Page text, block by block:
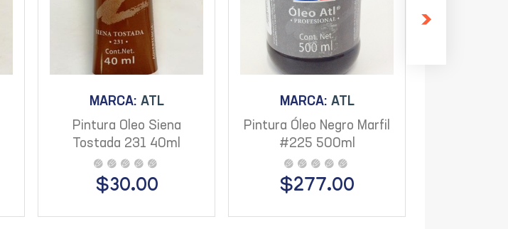
MARCA: ATL
Pintura Oleo Siena
Tostada 231 40ml
$30.00
MARCA: ATL
Pintura Óleo Negro Marfil
#225 500ml
$277.00